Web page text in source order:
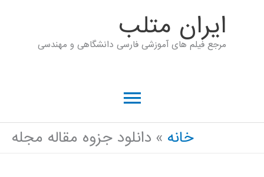
ايران متلب
مرجع فیلم های آموزشی فارسی دانشگاهی و مهندسی
فهرست
اصلی
خانه دانلود جزوه مقاله مجله